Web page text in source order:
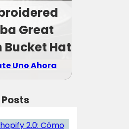
Great
Bucket Hat
Uno Ahora